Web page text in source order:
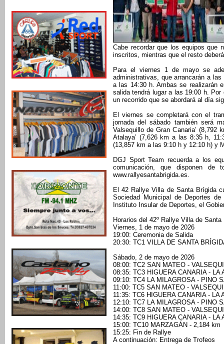
Cabe recordar que los equipos que
inscritos, mientras que el resto
Para el viernes 1 de mayo se
administrativas, que arrancarán a
a las 14:30 h. Ambas se realizarán
salida tendrá lugar a las 19:00 h.
un recorrido que se abordará al día
El viernes se completará con el
jornada del sábado también será
Valsequillo de Gran Canaria’ (8,792
Atalaya’ (7,626 km a las 8:35 h,
(13,857 km a las 9:10 h y 12:10 h) y
DGJ Sport Team recuerda a los
comunicación, que disponen
www.rallyesantabrigida.es.
El 42 Rallye Villa de Santa Brígida
Sociedad Municipal de Deportes
Instituto Insular de Deportes, el
Horarios del 42º Rallye Villa de
Viernes, 1 de mayo de 2026
19:00: Ceremonia de Salida
20:30: TC1 VILLA DE SANTA
Sábado, 2 de mayo de 2026
08:00: TC2 SAN MATEO -
08:35: TC3 HIGUERA CANARIA - LA
09:10: TC4 LA MILAGROSA - PINO
11:00: TC5 SAN MATEO -
11:35: TC6 HIGUERA CANARIA - LA
12:10: TC7 LA MILAGROSA - PINO
14:00: TC8 SAN MATEO -
14:35: TC9 HIGUERA CANARIA - LA
15:00: TC10 MARZAGÁN - 2,184 km
15:25: Fin de Rallye
A continuación: Entrega de Trofeos